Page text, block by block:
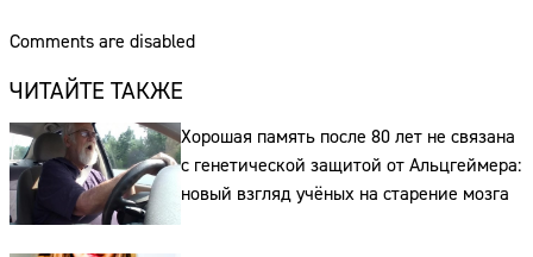
Comments are disabled
ЧИТАЙТЕ ТАКЖЕ
Хорошая память после 80 лет не связана
с генетической защитой от Альцгеймера:
новый взгляд учёных на старение мозга